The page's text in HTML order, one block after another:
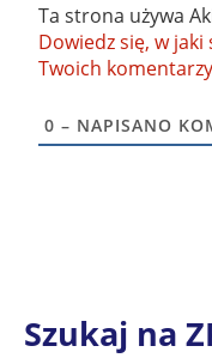
Ta strona używa
Dowiedz się, w
Twoich
0 – NAPISANO
Szukaj na